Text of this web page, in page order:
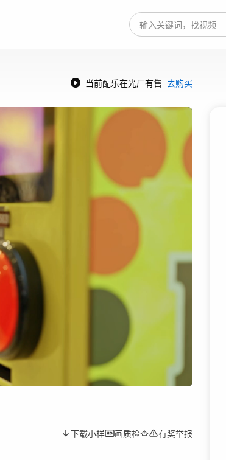
当前配乐在光厂有售 去购买
下载小样 画质检查 有奖举报